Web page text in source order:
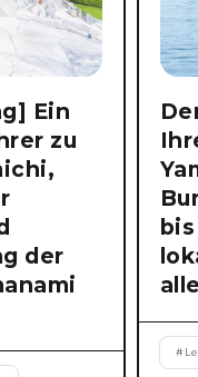
Ein
zu
der
#